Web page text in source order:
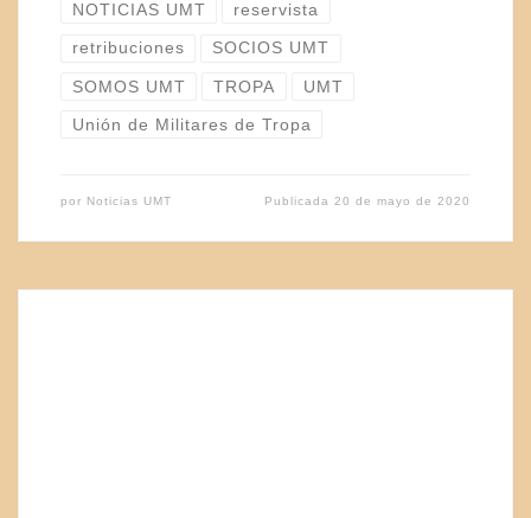
NOTICIAS UMT reservista
retribuciones SOCIOS UMT
SOMOS UMT TROPA UMT
Unión de Militares de Tropa
por Noticias UMT Publicada20 de mayo de 2020